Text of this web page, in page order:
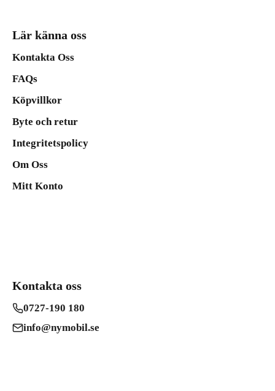
Lär känna oss
Kontakta Oss
FAQs
Köpvillkor
Byte och retur
Integritetspolicy
Om Oss
Mitt Konto
Kontakta oss
0727-190 180
info@nymobil.se